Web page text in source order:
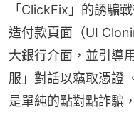
「ClickFix」的誘騙
造付款頁面（UI
大銀行介面，並引導
服」對話以竊取憑證
是單純的點對點詐騙